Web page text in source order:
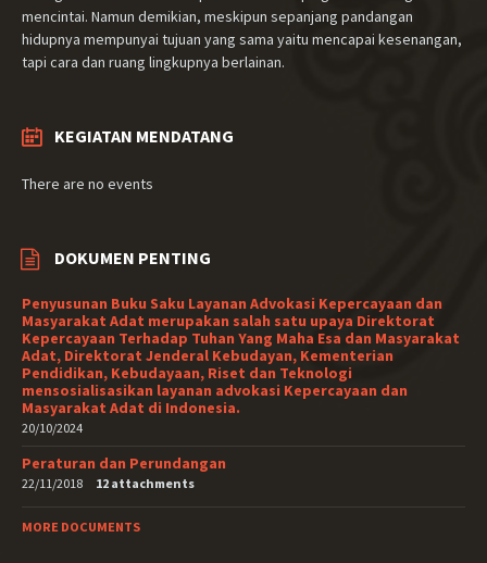
mencintai. Namun demikian, meskipun sepanjang pandangan
hidupnya mempunyai tujuan yang sama yaitu mencapai kesenangan,
tapi cara dan ruang lingkupnya berlainan.
KEGIATAN MENDATANG
There are no events
DOKUMEN PENTING
Penyusunan Buku Saku Layanan Advokasi Kepercayaan dan
Masyarakat Adat merupakan salah satu upaya Direktorat
Kepercayaan Terhadap Tuhan Yang Maha Esa dan Masyarakat
Adat, Direktorat Jenderal Kebudayan, Kementerian
Pendidikan, Kebudayaan, Riset dan Teknologi
mensosialisasikan layanan advokasi Kepercayaan dan
Masyarakat Adat di Indonesia.
20/10/2024
Peraturan dan Perundangan
22/11/2018 12 attachments
MORE DOCUMENTS